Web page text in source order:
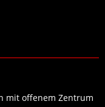
mit offenem Zentrum